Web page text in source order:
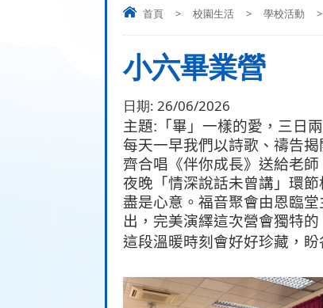
首頁 > 校園生活 > 學校活動 >
小六畢業營
日期: 26/06/2026
主題: 「畢」一樣的愛，三日
每天一早我們以詩歌、禱告
齊合唱《伴你成長》送給老師
夜晚「情深說話未曾講」環
盡是心意。福音聚會由恩臨堂
出，完美演繹這次營會獨特的
這段溫暖時刻會好好珍藏，